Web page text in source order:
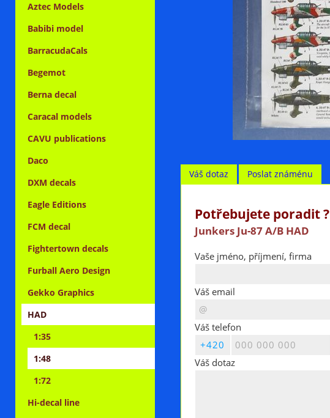
Váš dotaz Poslat známénu
Potřebujete poradit ?
Junkers Ju-87 A/B HAD
Vaše jméno, příjmení, firma
Váš email
Váš telefon
Váš dotaz
Aztec Models
Babibi model
BarracudaCals
Begemot
Berna decal
Caracal models
CAVU publications
Daco
DXM decals
Eagle Editions
FCM decal
Fightertown decals
Furball Aero Design
Gekko Graphics
HAD
1:35
1:48
1:72
Hi-decal line